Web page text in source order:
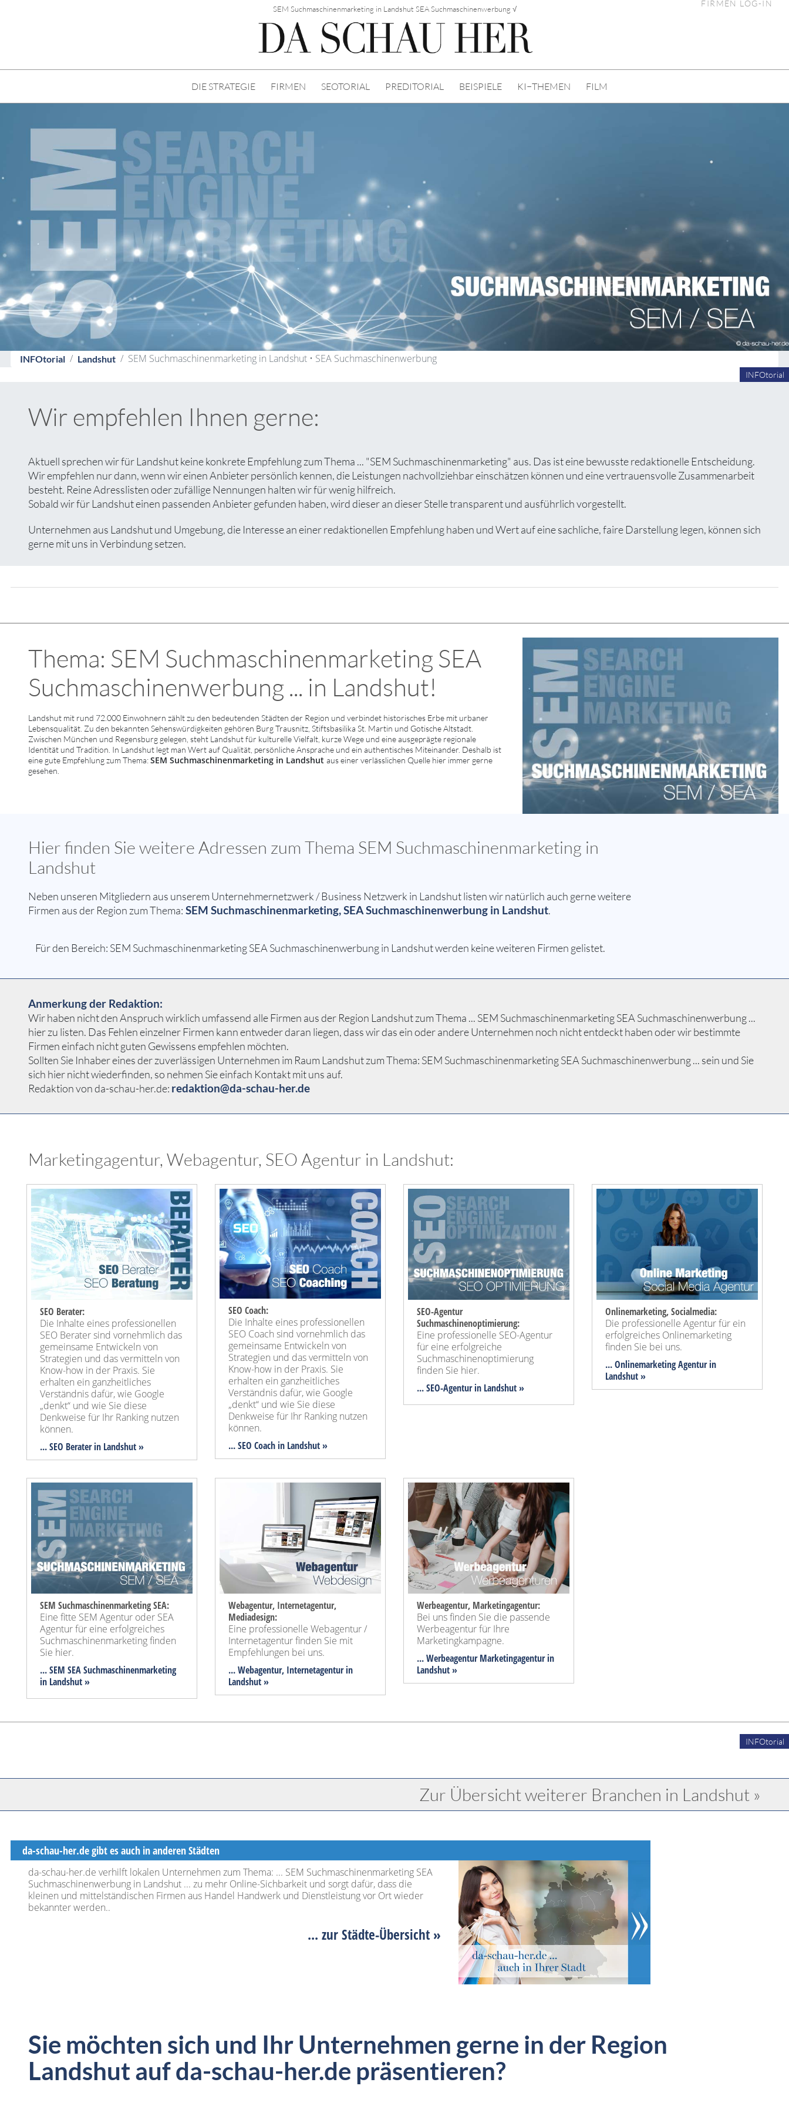
SEM Suchmaschinenmarketing in Landshut SEA Suchmaschinenwerbung √
FIRMEN LOG-IN
DIE STRATEGIE FIRMEN SEOTORIAL PREDITORIAL BEISPIELE KI−THEMEN FILM
INFOtorial Landshut SEM Suchmaschinenmarketing in Landshut • SEA Suchmaschinenwerbung
INFOtorial
Wir empfehlen Ihnen gerne:
Aktuell sprechen wir für Landshut keine konkrete Empfehlung zum Thema ... "SEM Suchmaschinenmarketing" aus. Das ist eine bewusste redaktionelle Entscheidung.
Wir empfehlen nur dann, wenn wir einen Anbieter persönlich kennen, die Leistungen nachvollziehbar einschätzen können und eine vertrauensvolle Zusammenarbeit
besteht. Reine Adresslisten oder zufällige Nennungen halten wir für wenig hilfreich.
Sobald wir für Landshut einen passenden Anbieter gefunden haben, wird dieser an dieser Stelle transparent und ausführlich vorgestellt.
Unternehmen aus Landshut und Umgebung, die Interesse an einer redaktionellen Empfehlung haben und Wert auf eine sachliche, faire Darstellung legen, können sich
gerne mit uns in Verbindung setzen.
Thema: SEM Suchmaschinenmarketing SEA
Suchmaschinenwerbung ... in Landshut!
Landshut mit rund 72.000 Einwohnern zählt zu den bedeutenden Städten der Region und verbindet historisches Erbe mit urbaner
Lebensqualität. Zu den bekannten Sehenswürdigkeiten gehören Burg Trausnitz, Stiftsbasilika St. Martin und Gotische Altstadt.
Zwischen München und Regensburg gelegen, steht Landshut für kulturelle Vielfalt, kurze Wege und eine ausgeprägte regionale
Identität und Tradition. In Landshut legt man Wert auf Qualität, persönliche Ansprache und ein authentisches Miteinander. Deshalb ist
eine gute Empfehlung zum Thema:SEM Suchmaschinenmarketing in Landshut aus einer verlässlichen Quelle hier immer gerne
gesehen.
Hier finden Sie weitere Adressen zum Thema SEM Suchmaschinenmarketing in
Landshut
Neben unseren Mitgliedern aus unserem Unternehmernetzwerk / Business Netzwerk in Landshut listen wir natürlich auch gerne weitere
Firmen aus der Region zum Thema: SEM Suchmaschinenmarketing, SEA Suchmaschinenwerbung in Landshut.
Für den Bereich: SEM Suchmaschinenmarketing SEA Suchmaschinenwerbung in Landshut werden keine weiteren Firmen gelistet.
Anmerkung der Redaktion:
Wir haben nicht den Anspruch wirklich umfassend alle Firmen aus der Region Landshut zum Thema ... SEM Suchmaschinenmarketing SEA Suchmaschinenwerbung ...
hier zu listen. Das Fehlen einzelner Firmen kann entweder daran liegen, dass wir das ein oder andere Unternehmen noch nicht entdeckt haben oder wir bestimmte
Firmen einfach nicht guten Gewissens empfehlen möchten.
Sollten Sie Inhaber eines der zuverlässigen Unternehmen im Raum Landshut zum Thema: SEM Suchmaschinenmarketing SEA Suchmaschinenwerbung ... sein und Sie
sich hier nicht wiederfinden, so nehmen Sie einfach Kontakt mit uns auf.
Redaktion von da-schau-her.de: redaktion@da-schau-her.de
Marketingagentur, Webagentur, SEO Agentur in Landshut:
SEO Berater:
Die Inhalte eines professionellen
SEO Berater sind vornehmlich das
gemeinsame Entwickeln von
Strategien und das vermitteln von
Know-how in der Praxis. Sie
erhalten ein ganzheitliches
Verständnis dafür, wie Google
„denkt“ und wie Sie diese
Denkweise für Ihr Ranking nutzen
können.
... SEO Berater in Landshut »
SEO Coach:
Die Inhalte eines professionellen
SEO Coach sind vornehmlich das
gemeinsame Entwickeln von
Strategien und das vermitteln von
Know-how in der Praxis. Sie
erhalten ein ganzheitliches
Verständnis dafür, wie Google
„denkt“ und wie Sie diese
Denkweise für Ihr Ranking nutzen
können.
... SEO Coach in Landshut »
SEO-Agentur
Suchmaschinenoptimierung:
Eine professionelle SEO-Agentur
für eine erfolgreiche
Suchmaschinenoptimierung
finden Sie hier.
... SEO-Agenturin Landshut »
Onlinemarketing, Socialmedia:
Die professionelle Agentur für ein
erfolgreiches Onlinemarketing
finden Sie bei uns.
... Onlinemarketing Agentur in
Landshut »
SEM Suchmaschinenmarketing SEA:
Eine fitte SEM Agentur oder SEA
Agentur für eine erfolgreiches
Suchmaschinenmarketing finden
Sie hier.
... SEM SEA Suchmaschinenmarketing
in Landshut »
Webagentur, Internetagentur,
Mediadesign:
Eine professionelle Webagentur /
Internetagentur finden Sie mit
Empfehlungen bei uns.
... Webagentur, Internetagentur in
Landshut »
Werbeagentur, Marketingagentur:
Bei uns finden Sie die passende
Werbeagentur für Ihre
Marketingkampagne.
... Werbeagentur Marketingagentur in
Landshut »
INFOtorial
Zur Übersicht weiterer Branchen in Landshut »
da-schau-her.de gibt es auch in anderen Städten
da-schau-her.de verhilft lokalen Unternehmen zum Thema: ... SEM Suchmaschinenmarketing SEA
Suchmaschinenwerbung in Landshut ... zu mehr Online-Sichbarkeit und sorgt dafür, dass die
kleinen und mittelständischen Firmen aus Handel Handwerk und Dienstleistung vor Ort wieder
bekannter werden..
... zur Städte-Übersicht »
Sie möchten sich und Ihr Unternehmen gerne in der Region
Landshut auf da-schau-her.de präsentieren?